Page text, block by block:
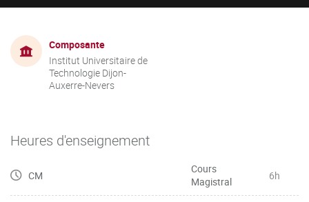
Composante
Institut Universitaire de
Technologie Dijon-
Auxerre-Nevers
Heures d'enseignement
CM
Cours
Magistral
6h